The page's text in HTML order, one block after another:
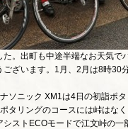
。出町も中途半端なお天気
ざいます。1月、2月は8時30
ソニック XM1は4日の初詣ポ
タリングのコースには峠はな
ストECOモードで江文峠の一